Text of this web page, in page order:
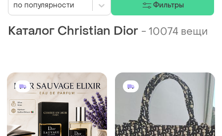
Каталог Christian Dior -10074 вещи
по популярности Фильтры